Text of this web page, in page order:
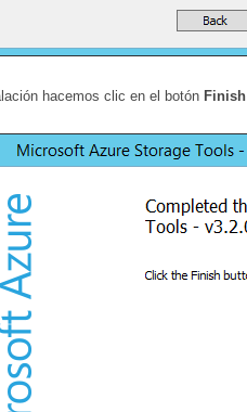
hacemos clic en el botón Finish